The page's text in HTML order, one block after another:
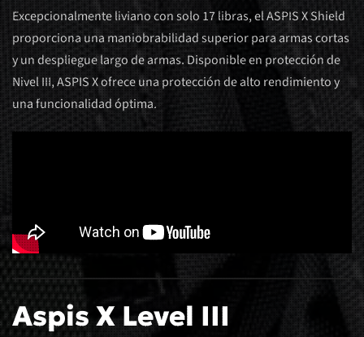
Excepcionalmente liviano con solo 17 libras, el ASPIS X Shield
proporciona una maniobrabilidad superior para armas cortas
y un despliegue largo de armas. Disponible en protección de
Nivel III, ASPIS X ofrece una protección de alto rendimiento y
una funcionalidad óptima.
Aspis X Level III